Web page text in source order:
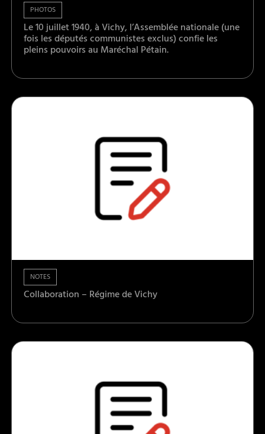
PHOTOS
Le 10 juillet 1940, à Vichy, l’Assemblée nationale (une
fois les députés communistes exclus) confie les
pleins pouvoirs au Maréchal Pétain.
NOTES
Collaboration – Régime de Vichy